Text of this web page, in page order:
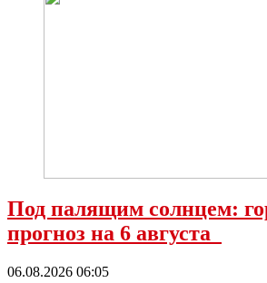
Под палящим солнцем:
прогноз на 6 августа
06.08.2026 06:05